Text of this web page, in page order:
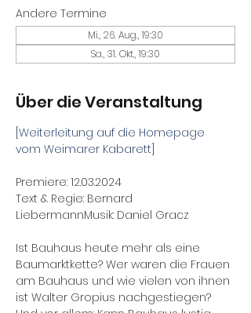
Andere Termine
Mi., 26. Aug., 19:30
Sa., 31. Okt., 19:30
Über die Veranstaltung
[Weiterleitung auf die Homepage
vom Weimarer Kabarett]
Premiere: 12.03.2024
Text & Regie: Bernard
LiebermannMusik: Daniel Gracz
Ist Bauhaus heute mehr als eine
Baumarktkette? Wer waren die Frauen
am Bauhaus und wie vielen von ihnen
ist Walter Gropius nachgestiegen?